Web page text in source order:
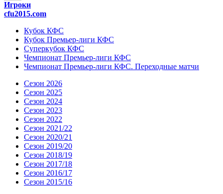
Игроки
cfu2015.com
Кубок КФС
Кубок Премьер-лиги КФС
Суперкубок КФС
Чемпионат Премьер-лиги КФС
Чемпионат Премьер-лиги КФС. Переходные матчи
Сезон 2026
Сезон 2025
Сезон 2024
Сезон 2023
Сезон 2022
Сезон 2021/22
Сезон 2020/21
Сезон 2019/20
Сезон 2018/19
Сезон 2017/18
Сезон 2016/17
Сезон 2015/16